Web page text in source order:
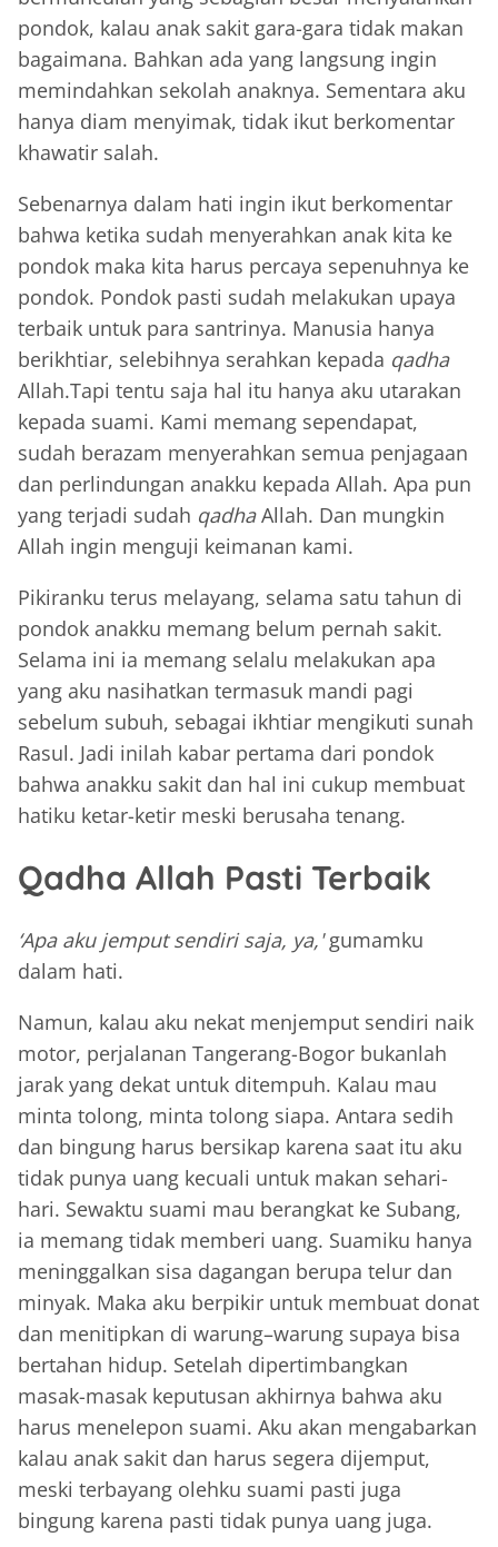
pondok, kalau anak sakit gara-gara tidak makan
bagaimana. Bahkan ada yang langsung ingin
memindahkan sekolah anaknya. Sementara aku
hanya diam menyimak, tidak ikut berkomentar
khawatir salah.
Sebenarnya dalam hati ingin ikut berkomentar
bahwa ketika sudah menyerahkan anak kita ke
pondok maka kita harus percaya sepenuhnya ke
pondok. Pondok pasti sudah melakukan upaya
terbaik untuk para santrinya. Manusia hanya
berikhtiar, selebihnya serahkan kepada qadha
Allah.Tapi tentu saja hal itu hanya aku utarakan
kepada suami. Kami memang sependapat,
sudah berazam menyerahkan semua penjagaan
dan perlindungan anakku kepada Allah. Apa pun
yang terjadi sudah qadhaAllah. Dan mungkin
Allah ingin menguji keimanan kami.
Pikiranku terus melayang, selama satu tahun di
pondok anakku memang belum pernah sakit.
Selama ini ia memang selalu melakukan apa
yang aku nasihatkan termasuk mandi pagi
sebelum subuh, sebagai ikhtiar mengikuti sunah
Rasul. Jadi inilah kabar pertama dari pondok
bahwa anakku sakit dan hal ini cukup membuat
hatiku ketar-ketir meski berusaha tenang.
Qadha Allah Pasti Terbaik
‘Apa aku jemput sendiri saja, ya,'gumamku
dalam hati.
Namun, kalau aku nekat menjemput sendiri naik
motor, perjalanan Tangerang-Bogor bukanlah
jarak yang dekat untuk ditempuh. Kalau mau
minta tolong, minta tolong siapa. Antara sedih
dan bingung harus bersikap karena saat itu aku
tidak punya uang kecuali untuk makan sehari-
hari. Sewaktu suami mau berangkat ke Subang,
ia memang tidak memberi uang. Suamiku hanya
meninggalkan sisa dagangan berupa telur dan
minyak. Maka aku berpikir untuk membuat donat
dan menitipkan di warung–warung supaya bisa
bertahan hidup. Setelah dipertimbangkan
masak-masak keputusan akhirnya bahwa aku
harus menelepon suami. Aku akan mengabarkan
kalau anak sakit dan harus segera dijemput,
meski terbayang olehku suami pasti juga
bingung karena pasti tidak punya uang juga.